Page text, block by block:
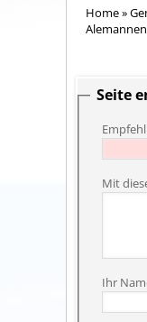
Home»
Alemannen
Seite
Mit
Ihr